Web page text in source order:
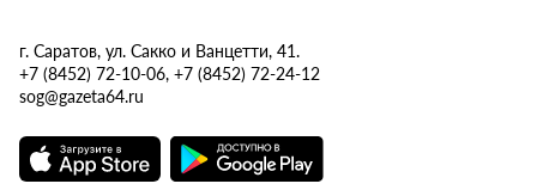
г. Саратов, ул. Сакко и Ванцетти, 41.
+7 (8452) 72-10-06, +7 (8452) 72-24-12
sog@gazeta64.ru